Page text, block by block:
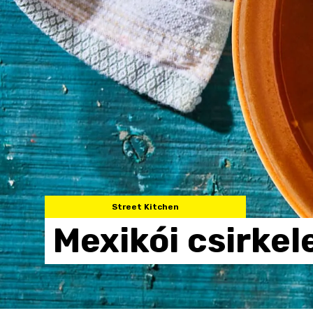
Street Kitchen
Mexikói